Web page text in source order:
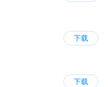
下载
下载